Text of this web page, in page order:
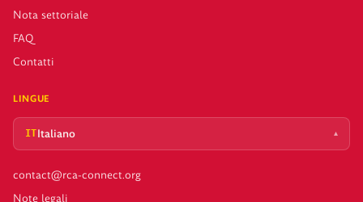
Nota settoriale
FAQ
Contatti
LINGUE
ITItaliano ▴
contact@rca-connect.org
Note legali